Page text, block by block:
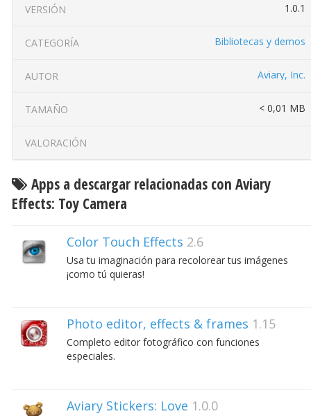
VERSIÓN 1.0.1
CATEGORÍA Bibliotecas y demos
AUTOR Aviary, Inc.
TAMAÑO < 0,01 MB
VALORACIÓN
Apps a descargar relacionadas con Aviary
Effects: Toy Camera
Color Touch Effects 2.6
Usa tu imaginación para recolorear tus imágenes
¡como tú quieras!
Photo editor, effects & frames 1.15
Completo editor fotográfico con funciones
especiales.
Aviary Stickers: Love 1.0.0